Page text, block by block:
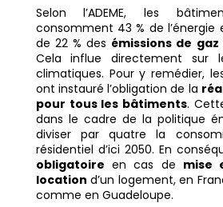
Selon l’ADEME, les
consomment 43 % de l’énergie
de 22 % des émissions de
Cela influe directement sur
climatiques. Pour y remédier,
ont instauré l’obligation de la
pour tous les bâtiments.
dans le cadre de la politique
diviser par quatre la
résidentiel d’ici 2050. En
obligatoire en cas de mise
location d’un logement, en
comme en Guadeloupe.